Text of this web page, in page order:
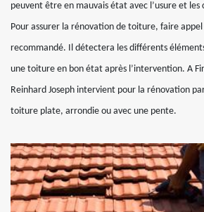
peuvent être en mauvais état avec l’usure et
Pour assurer la rénovation de toiture, faire
recommandé. Il détectera les différents
une toiture en bon état après l’intervention. A
Reinhard Joseph intervient pour la rénovation
toiture plate, arrondie ou avec une pente.